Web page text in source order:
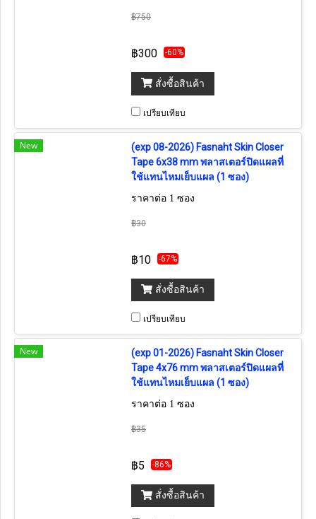
ง่าย ระบายอากาศ ช่วยทำให้แผลไม่
฿750
฿300 -60%
สั่งซื้อสินค้า
เปรียบเทียบ
New
(exp 08-2026) Fasnaht Skin Closer
Tape 6x38 mm พลาสเตอร์ปิดแผลที่
ใช้แทนไหมเย็บแผล (1 ซอง)
ราคาต่อ 1 ซอง
฿30
฿10 -67%
สั่งซื้อสินค้า
เปรียบเทียบ
New
(exp 01-2026) Fasnaht Skin Closer
Tape 4x76 mm พลาสเตอร์ปิดแผลที่
ใช้แทนไหมเย็บแผล (1 ซอง)
ราคาต่อ 1 ซอง
฿35
฿5 -86%
สั่งซื้อสินค้า